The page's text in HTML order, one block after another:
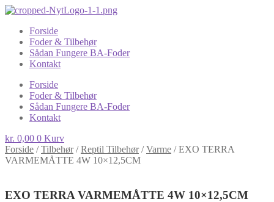
Forside
Foder & Tilbehør
Sådan Fungere BA-Foder
Kontakt
Forside
Foder & Tilbehør
Sådan Fungere BA-Foder
Kontakt
kr. 0,00 0 Kurv
Forside /Tilbehør/Reptil Tilbehør/Varme /EXO TERRA
VARMEMÅTTE 4W 10×12,5CM
EXO TERRA VARMEMÅTTE 4W 10×12,5CM